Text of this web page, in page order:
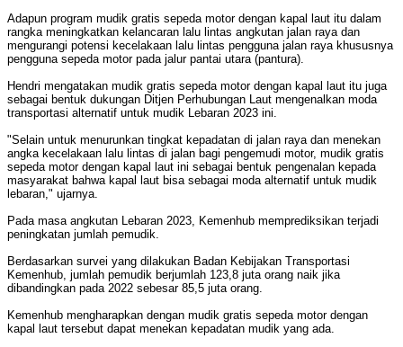
Adapun program mudik gratis sepeda motor dengan kapal laut itu dalam
rangka meningkatkan kelancaran lalu lintas angkutan jalan raya dan
mengurangi potensi kecelakaan lalu lintas pengguna jalan raya khususnya
pengguna sepeda motor pada jalur pantai utara (pantura).
Hendri mengatakan mudik gratis sepeda motor dengan kapal laut itu juga
sebagai bentuk dukungan Ditjen Perhubungan Laut mengenalkan moda
transportasi alternatif untuk mudik Lebaran 2023 ini.
"Selain untuk menurunkan tingkat kepadatan di jalan raya dan menekan
angka kecelakaan lalu lintas di jalan bagi pengemudi motor, mudik gratis
sepeda motor dengan kapal laut ini sebagai bentuk pengenalan kepada
masyarakat bahwa kapal laut bisa sebagai moda alternatif untuk mudik
lebaran," ujarnya.
Pada masa angkutan Lebaran 2023, Kemenhub memprediksikan terjadi
peningkatan jumlah pemudik.
Berdasarkan survei yang dilakukan Badan Kebijakan Transportasi
Kemenhub, jumlah pemudik berjumlah 123,8 juta orang naik jika
dibandingkan pada 2022 sebesar 85,5 juta orang.
Kemenhub mengharapkan dengan mudik gratis sepeda motor dengan
kapal laut tersebut dapat menekan kepadatan mudik yang ada.